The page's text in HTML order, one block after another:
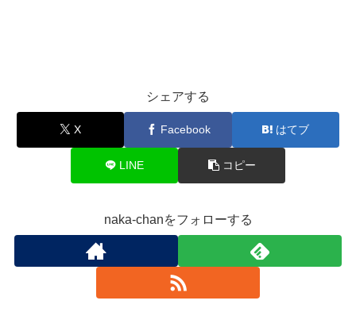
シェアする
X Facebook はてブ
LINE コピー
naka-chanをフォローする